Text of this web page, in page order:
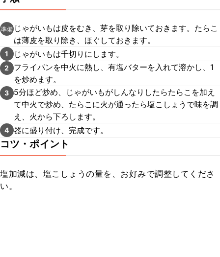
準備 じゃがいもは皮をむき、芽を取り除いておきます。たらこ
は薄皮を取り除き、ほぐしておきます。
1 じゃがいもは千切りにします。
2
フライパンを中火に熱し、有塩バターを入れて溶かし、1
を炒めます。
3
5分ほど炒め、じゃがいもがしんなりしたらたらこを加え
て中火で炒め、たらこに火が通ったら塩こしょうで味を調
え、火から下ろします。
4 器に盛り付け、完成です。
コツ・ポイント
塩加減は、塩こしょうの量を、お好みで調整してくださ
い。